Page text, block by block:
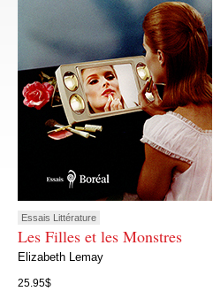
Essais Littérature
Les Filles et les Monstres
Elizabeth Lemay
25.95$